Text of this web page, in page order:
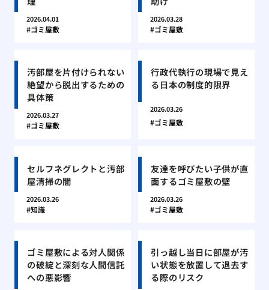
2026.04.01
ゴミ屋敷
2026.03.28
ゴミ屋敷
汚部屋を片付けられない
絶望から脱出するための
具体策
2026.03.27
ゴミ屋敷
行政代執行の現場で見え
る日本の制度的限界
2026.03.26
ゴミ屋敷
セルフネグレクトと汚部
屋清掃の闇
2026.03.26
知識
友達を呼びたい子供が直
面するゴミ屋敷の壁
2026.03.26
ゴミ屋敷
ゴミ屋敷による対人関係
の破綻と深刻な人間信託
への悪影響
引っ越し当日に部屋が汚
い状態を放置して退去す
る際のリスク